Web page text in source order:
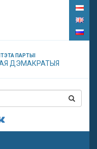
ПАРТЫІ
ДЭМАКРАТЫЯ